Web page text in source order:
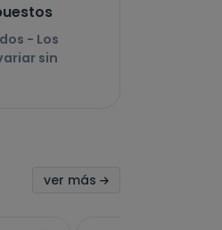
- Los
sin
ver más